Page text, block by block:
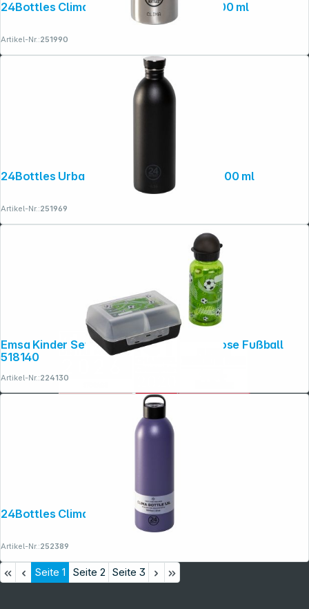
24Bottles Clima Bottle Brushed Steel, 500 ml
Artikel-Nr.:251990
24Bottles Urban Bottle Tuxedo Black, 1000 ml
Artikel-Nr.:251969
Emsa Kinder Set Trinkflasche 0,4l Brotdose Fußball
518140
Artikel-Nr.:224130
24Bottles Clima Bottle Dusk 1500 ml
Artikel-Nr.:252389
Seite 1 Seite 2 Seite 3